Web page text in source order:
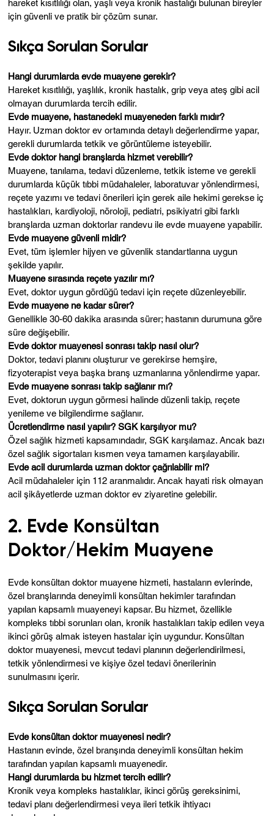
hareket kısıtlılığı olan, yaşlı veya kronik hastalığı bulunan bireyler
için güvenli ve pratik bir çözüm sunar.
Sıkça Sorulan Sorular
Hangi durumlarda evde muayene gerekir?
Hareket kısıtlılığı, yaşlılık, kronik hastalık, grip veya ateş gibi acil
olmayan durumlarda tercih edilir.
Evde muayene, hastanedeki muayeneden farklı mıdır?
Hayır. Uzman doktor ev ortamında detaylı değerlendirme yapar,
gerekli durumlarda tetkik ve görüntüleme isteyebilir.
Evde doktor hangi branşlarda hizmet verebilir?
Muayene, tanılama, tedavi düzenleme, tetkik isteme ve gerekli
durumlarda küçük tıbbi müdahaleler, laboratuvar yönlendirmesi,
reçete yazımı ve tedavi önerileri için gerek aile hekimi gerekse iç
hastalıkları, kardiyoloji, nöroloji, pediatri, psikiyatri gibi farklı
branşlarda uzman doktorlar randevu ile evde muayene yapabilir.
Evde muayene güvenli midir?
Evet, tüm işlemler hijyen ve güvenlik standartlarına uygun
şekilde yapılır.
Muayene sırasında reçete yazılır mı?
Evet, doktor uygun gördüğü tedavi için reçete düzenleyebilir.
Evde muayene ne kadar sürer?
Genellikle 30-60 dakika arasında sürer; hastanın durumuna göre
süre değişebilir.
Evde doktor muayenesi sonrası takip nasıl olur?
Doktor, tedavi planını oluşturur ve gerekirse hemşire,
fizyoterapist veya başka branş uzmanlarına yönlendirme yapar.
Evde muayene sonrası takip sağlanır mı?
Evet, doktorun uygun görmesi halinde düzenli takip, reçete
yenileme ve bilgilendirme sağlanır.
Ücretlendirme nasıl yapılır? SGK karşılıyor mu?
Özel sağlık hizmeti kapsamındadır, SGK karşılamaz. Ancak bazı
özel sağlık sigortaları kısmen veya tamamen karşılayabilir.
Evde acil durumlarda uzman doktor çağrılabilir mi?
Acil müdahaleler için 112 aranmalıdır. Ancak hayati risk olmayan
acil şikâyetlerde uzman doktor ev ziyaretine gelebilir.
2. Evde Konsültan
Doktor/Hekim Muayene
Evde konsültan doktor muayene hizmeti, hastaların evlerinde,
özel branşlarında deneyimli konsültan hekimler tarafından
yapılan kapsamlı muayeneyi kapsar. Bu hizmet, özellikle
kompleks tıbbi sorunları olan, kronik hastalıkları takip edilen veya
ikinci görüş almak isteyen hastalar için uygundur. Konsültan
doktor muayenesi, mevcut tedavi planının değerlendirilmesi,
tetkik yönlendirmesi ve kişiye özel tedavi önerilerinin
sunulmasını içerir.
Sıkça Sorulan Sorular
Evde konsültan doktor muayenesi nedir?
Hastanın evinde, özel branşında deneyimli konsültan hekim
tarafından yapılan kapsamlı muayenedir.
Hangi durumlarda bu hizmet tercih edilir?
Kronik veya kompleks hastalıklar, ikinci görüş gereksinimi,
tedavi planı değerlendirmesi veya ileri tetkik ihtiyacı